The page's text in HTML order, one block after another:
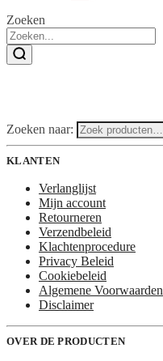
Zoeken
Zoeken naar:
KLANTEN
Verlanglijst
Mijn account
Retourneren
Verzendbeleid
Klachtenprocedure
Privacy Beleid
Cookiebeleid
Algemene Voorwaarden
Disclaimer
OVER DE PRODUCTEN